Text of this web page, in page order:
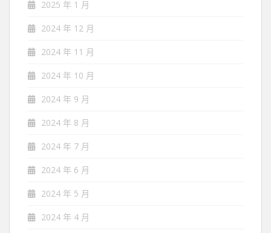
2025 年 1 月
2024 年 12 月
2024 年 11 月
2024 年 10 月
2024 年 9 月
2024 年 8 月
2024 年 7 月
2024 年 6 月
2024 年 5 月
2024 年 4 月